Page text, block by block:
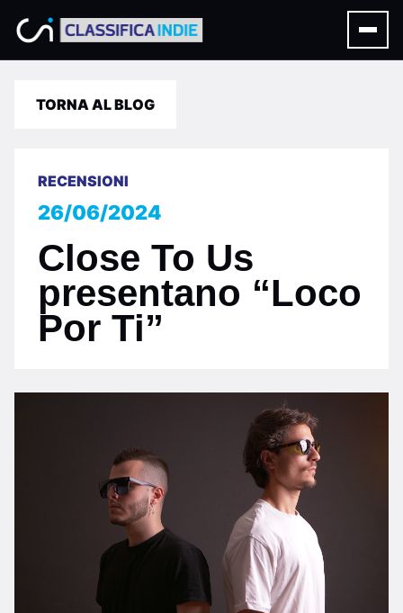
TORNA AL BLOG
RECENSIONI
26/06/2024
Close To Us
presentano “Loco
Por Ti”